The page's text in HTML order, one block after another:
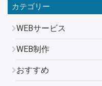
カテゴリー
WEBサービス
WEB制作
おすすめ